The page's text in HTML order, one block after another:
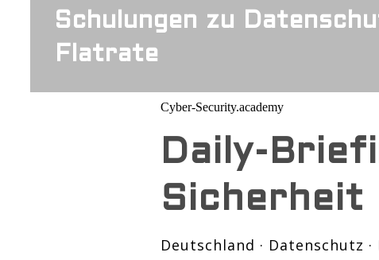
Schulungen zu
Flatrate
Cyber-Security.academy
Daily-
Sicherheit
Deutschland · Datenschutz